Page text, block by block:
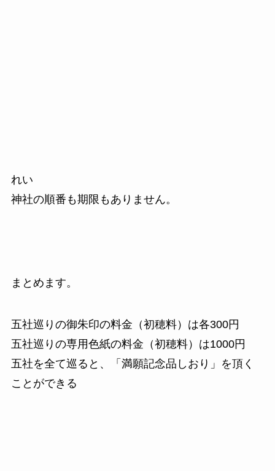
れい
神社の順番も期限もありません。
まとめます。
五社巡りの御朱印の料金（初穂料）は各300円
五社巡りの専用色紙の料金（初穂料）は1000円
五社を全て巡ると、「満願記念品しおり」を頂く
ことができる